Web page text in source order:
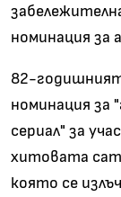
номинация за
82-
номинация за
сериал" за
хитовата
която се